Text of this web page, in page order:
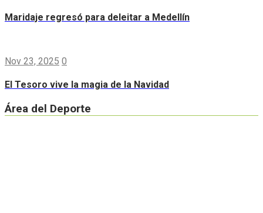
Maridaje regresó para deleitar a Medellín
Nov 23, 2025 0
El Tesoro vive la magia de la Navidad
Área del Deporte